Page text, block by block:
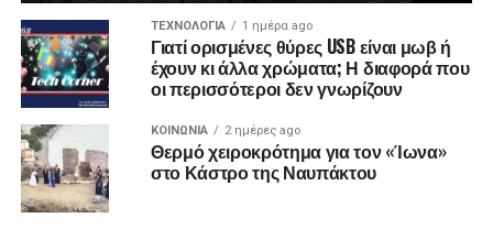
ΤΕΧΝΟΛΟΓΙΑ 1 ημέρα ago
Γιατί ορισμένες θύρες USB είναι μωβ ή
έχουν κι άλλα χρώματα; Η διαφορά που
οι περισσότεροι δεν γνωρίζουν
ΚΟΙΝΩΝΙΑ 2 ημέρες ago
Θερμό χειροκρότημα για τον «Ίωνα»
στο Κάστρο της Ναυπάκτου